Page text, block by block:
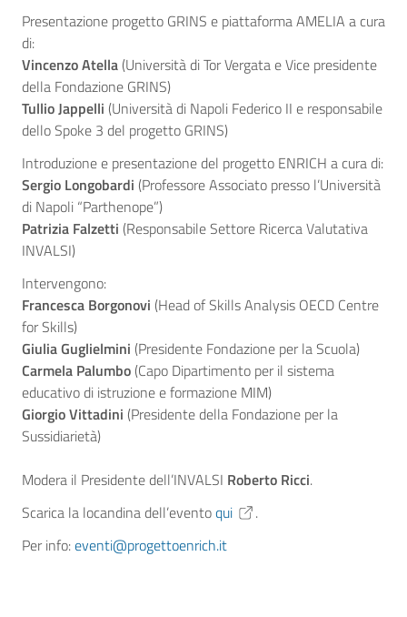
Presentazione progetto GRINS e piattaforma AMELIA a cura
di:
Vincenzo Atella (Università di Tor Vergata e Vice presidente
della Fondazione GRINS)
Tullio Jappelli (Università di Napoli Federico II e responsabile
dello Spoke 3 del progetto GRINS)
Introduzione e presentazione del progetto ENRICH a cura di:
Sergio Longobardi (Professore Associato presso l’Università
di Napoli “Parthenope”)
Patrizia Falzetti (Responsabile Settore Ricerca Valutativa
INVALSI)
Intervengono:
Francesca Borgonovi (Head of Skills Analysis OECD Centre
for Skills)
Giulia Guglielmini (Presidente Fondazione per la Scuola)
Carmela Palumbo (Capo Dipartimento per il sistema
educativo di istruzione e formazione MIM)
Giorgio Vittadini (Presidente della Fondazione per la
Sussidiarietà)
Modera il Presidente dell’INVALSI Roberto Ricci.
Scarica la locandina dell’eventoqui
.
Per info:eventi@progettoenrich.it